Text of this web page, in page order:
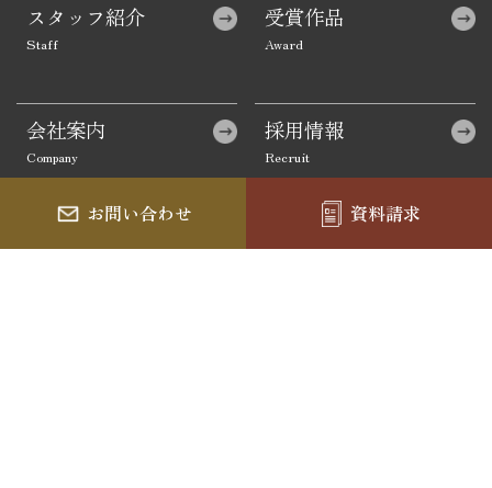
お問い合わせ 資料請求
スタッフ紹介 受賞作品
会社案内 採用情報